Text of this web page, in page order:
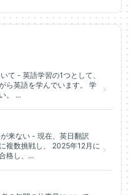
て - 英語学習の1つとして、
ら英語を学んでいます。 学
。 ...
来ない - 現在、英日翻訳
複数挑戦し、 2025年12月に
格し、...